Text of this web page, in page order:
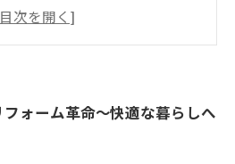
変わる住まいの快適性～施工
える建築工房アイの断熱リ
とめ
ォーム革命～快適な暮らしへ